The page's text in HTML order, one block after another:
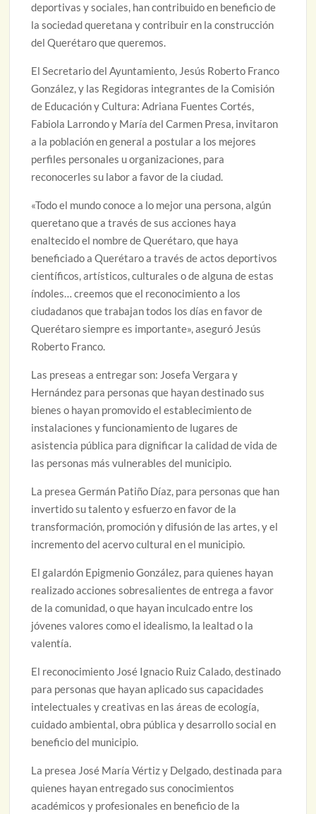
deportivas y sociales, han contribuido en beneficio de
la sociedad queretana y contribuir en la construcción
del Querétaro que queremos.
El Secretario del Ayuntamiento, Jesús Roberto Franco
González, y las Regidoras integrantes de la Comisión
de Educación y Cultura: Adriana Fuentes Cortés,
Fabiola Larrondo y María del Carmen Presa, invitaron
a la población en general a postular a los mejores
perfiles personales u organizaciones, para
reconocerles su labor a favor de la ciudad.
«Todo el mundo conoce a lo mejor una persona, algún
queretano que a través de sus acciones haya
enaltecido el nombre de Querétaro, que haya
beneficiado a Querétaro a través de actos deportivos
científicos, artísticos, culturales o de alguna de estas
índoles… creemos que el reconocimiento a los
ciudadanos que trabajan todos los días en favor de
Querétaro siempre es importante», aseguró Jesús
Roberto Franco.
Las preseas a entregar son: Josefa Vergara y
Hernández para personas que hayan destinado sus
bienes o hayan promovido el establecimiento de
instalaciones y funcionamiento de lugares de
asistencia pública para dignificar la calidad de vida de
las personas más vulnerables del municipio.
La presea Germán Patiño Díaz, para personas que han
invertido su talento y esfuerzo en favor de la
transformación, promoción y difusión de las artes, y el
incremento del acervo cultural en el municipio.
El galardón Epigmenio González, para quienes hayan
realizado acciones sobresalientes de entrega a favor
de la comunidad, o que hayan inculcado entre los
jóvenes valores como el idealismo, la lealtad o la
valentía.
El reconocimiento José Ignacio Ruiz Calado, destinado
para personas que hayan aplicado sus capacidades
intelectuales y creativas en las áreas de ecología,
cuidado ambiental, obra pública y desarrollo social en
beneficio del municipio.
La presea José María Vértiz y Delgado, destinada para
quienes hayan entregado sus conocimientos
académicos y profesionales en beneficio de la